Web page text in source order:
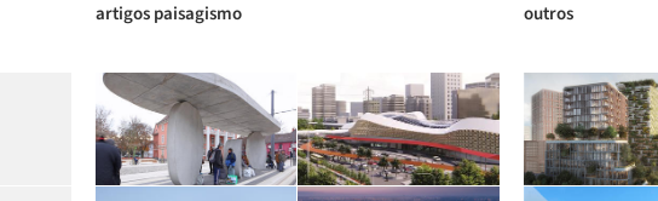
artigos paisagismo outros